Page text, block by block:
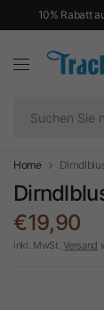
10% Rabatt
Home
€19,90
inkl. MwSt.Versand